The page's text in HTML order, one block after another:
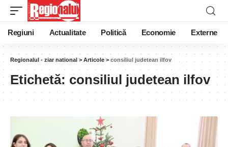
Regiuni Actualitate Politică Economie Externe
Regionalul - ziar national > Articole > consiliul judetean ilfov
Etichetă: consiliul judetean ilfov